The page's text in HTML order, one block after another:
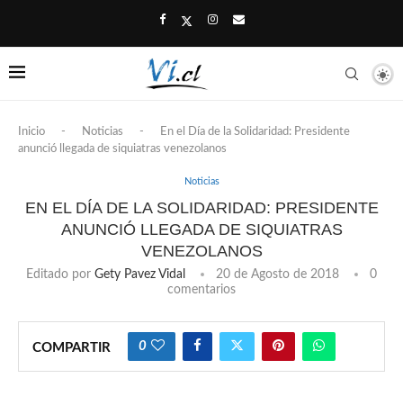
Inicio - Noticias -
En el Día de la Solidaridad: Presidente
anunció llegada de siquiatras venezolanos
Noticias
EN EL DÍA DE LA SOLIDARIDAD: PRESIDENTE
ANUNCIÓ LLEGADA DE SIQUIATRAS
VENEZOLANOS
Editado por Gety Pavez Vidal 20 de Agosto de 2018
0
comentarios
COMPARTIR 0